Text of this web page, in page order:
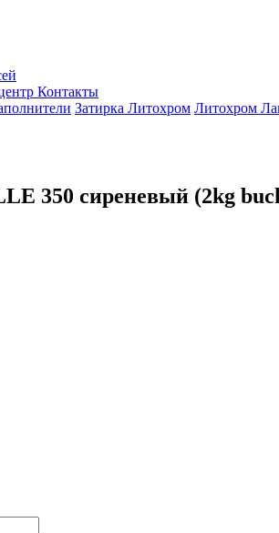
Контакты
Затирка Литохром Литохром
350 сиреневый (2kg